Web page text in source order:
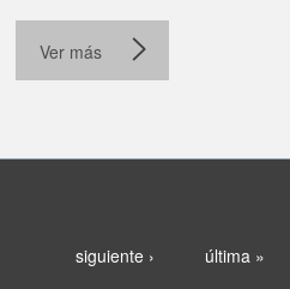
Ver más
siguiente › última »